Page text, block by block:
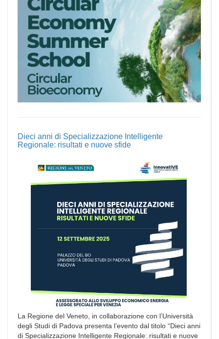
Dieci anni di Specializzazione Intelligente
Regionale: risultati e nuove sfide
La Regione del Veneto, in collaborazione con l’Università
degli Studi di Padova presenta l’evento dal titolo “Dieci anni
di Specializzazione Intelligente Regionale: risultati e nuove